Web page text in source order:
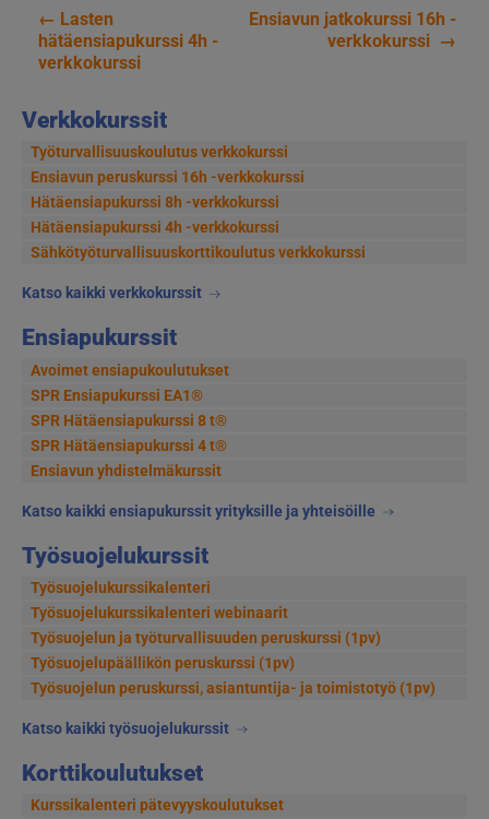
Verkkokurssit
Työturvallisuuskoulutus verkkokurssi
Ensiavun peruskurssi 16h -verkkokurssi
Hätäensiapukurssi 8h -verkkokurssi
Hätäensiapukurssi 4h -verkkokurssi
Sähkötyöturvallisuus­korttikoulutus verkkokurssi
Katso kaikki verkkokurssit
Ensiapukurssit
Avoimet ensiapukoulutukset
SPR Ensiapukurssi EA1®
SPR Hätäensiapukurssi 8 t®
SPR Hätäensiapukurssi 4 t®
Ensiavun yhdistelmäkurssit
Katso kaikki ensiapukurssit yrityksille ja yhteisöille
Työsuojelukurssit
Työsuojelukurssikalenteri
Työsuojelukurssikalenteri webinaarit
Työsuojelun ja työturvallisuuden peruskurssi (1pv)
Työsuojelupäällikön peruskurssi (1pv)
Työsuojelun peruskurssi, asiantuntija- ja toimistotyö (1pv)
Katso kaikki työsuojelukurssit
Korttikoulutukset
Kurssikalenteri pätevyyskoulutukset
Artikkelien
← Lasten
hätäensiapukurssi 4h -
verkkokurssi
Ensiavun jatkokurssi 16h -
verkkokurssi →